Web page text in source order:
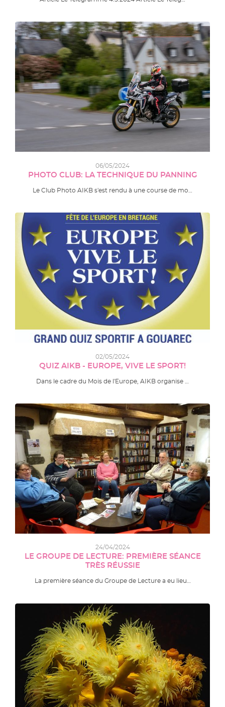
06/05/2024
PHOTO CLUB: LA TECHNIQUE DU PANNING
Le Club Photo AIKB s'est rendu à une course de mo…
02/05/2024
QUIZ AIKB - EUROPE, VIVE LE SPORT!
Dans le cadre du Mois de l'Europe, AIKB organise …
24/04/2024
LE GROUPE DE LECTURE: PREMIÈRE SÉANCE
TRÈS RÉUSSIE
La première séance du Groupe de Lecture a eu lieu…